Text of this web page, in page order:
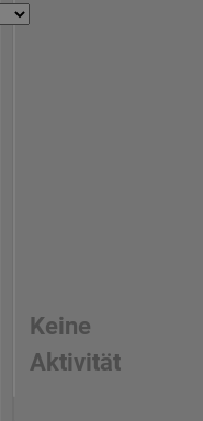
Keine
Aktivität